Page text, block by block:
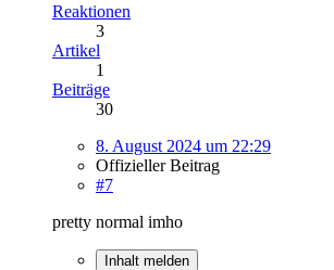
Reaktionen
3
Artikel
1
Beiträge
30
8. August 2024 um 22:29
Offizieller Beitrag
#7
pretty normal imho
Inhalt melden